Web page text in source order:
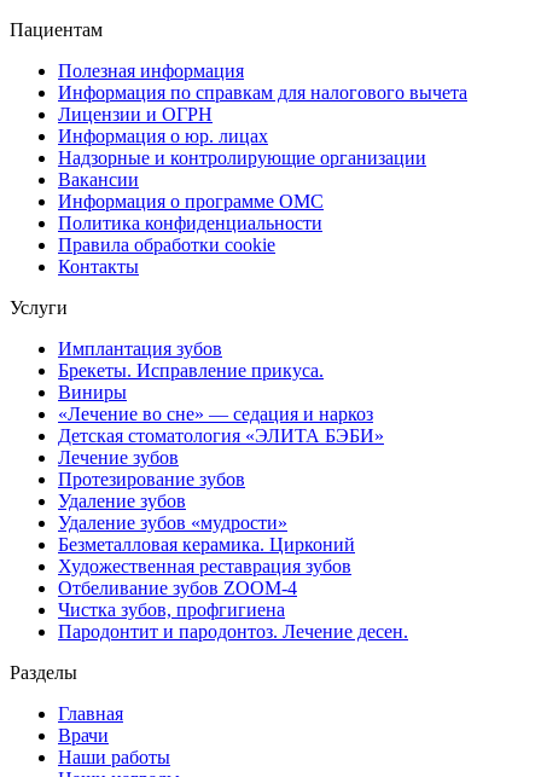
Пациентам
Полезная информация
Информация по справкам для налогового вычета
Лицензии и ОГРН
Информация о юр. лицах
Надзорные и контролирующие организации
Вакансии
Информация о программе ОМС
Политика конфиденциальности
Правила обработки cookie
Контакты
Услуги
Имплантация зубов
Брекеты. Исправление прикуса.
Виниры
«Лечение во сне» — седация и наркоз
Детская стоматология «ЭЛИТА БЭБИ»
Лечение зубов
Протезирование зубов
Удаление зубов
Удаление зубов «мудрости»
Безметалловая керамика. Цирконий
Художественная реставрация зубов
Отбеливание зубов ZOOM-4
Чистка зубов, профгигиена
Пародонтит и пародонтоз. Лечение десен.
Разделы
Главная
Врачи
Наши работы